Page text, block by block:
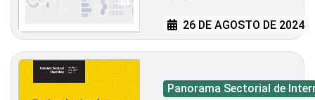
26 DE AGOSTO DE 2024
Panorama Sectorial de